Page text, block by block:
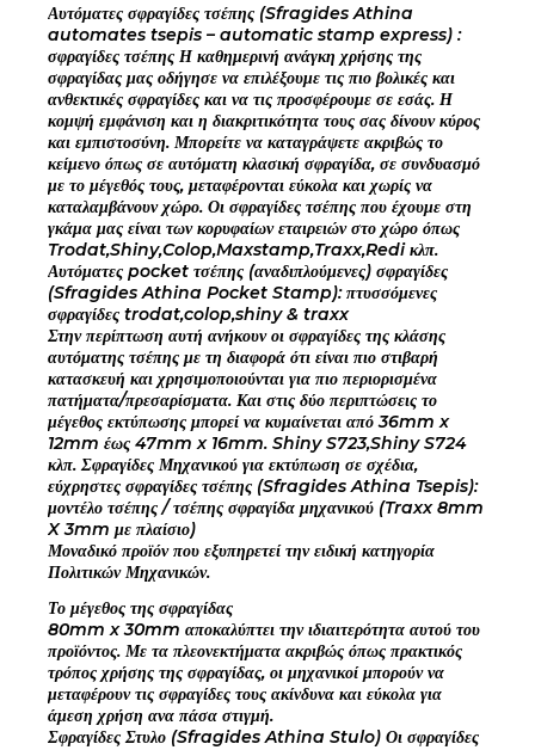
Αυτόματες σφραγίδες τσέπης (Sfragides Athina
automates tsepis – automatic stamp express) :
σφραγίδες τσέπης Η καθημερινή ανάγκη χρήσης της
σφραγίδας μας οδήγησε να επιλέξουμε τις πιο βολικές και
ανθεκτικές σφραγίδες και να τις προσφέρουμε σε εσάς. Η
κομψή εμφάνιση και η διακριτικότητα τους σας δίνουν κύρος
και εμπιστοσύνη. Μπορείτε να καταγράψετε ακριβώς το
κείμενο όπως σε αυτόματη κλασική σφραγίδα, σε συνδυασμό
με το μέγεθός τους, μεταφέρονται εύκολα και χωρίς να
καταλαμβάνουν χώρο. Οι σφραγίδες τσέπης που έχουμε στη
γκάμα μας είναι των κορυφαίων εταιρειών στο χώρο όπως
Trodat,Shiny,Colop,Maxstamp,Traxx,Redi κλπ.
Αυτόματες pocket τσέπης (αναδιπλούμενες) σφραγίδες
(Sfragides Athina Pocket Stamp): πτυσσόμενες
σφραγίδες trodat,colop,shiny & traxx
Στην περίπτωση αυτή ανήκουν οι σφραγίδες της κλάσης
αυτόματης τσέπης με τη διαφορά ότι είναι πιο στιβαρή
κατασκευή και χρησιμοποιούνται για πιο περιορισμένα
πατήματα/πρεσαρίσματα. Και στις δύο περιπτώσεις το
μέγεθος εκτύπωσης μπορεί να κυμαίνεται από 36mm x
12mm έως 47mm x 16mm. Shiny S723,Shiny S724
κλπ. Σφραγίδες Μηχανικού για εκτύπωση σε σχέδια,
εύχρηστες σφραγίδες τσέπης (Sfragides Athina Tsepis):
μοντέλο τσέπης / τσέπης σφραγίδα μηχανικού (Traxx 8mm
X 3mm με πλαίσιο)
Μοναδικό προϊόν που εξυπηρετεί την ειδική κατηγορία
Πολιτικών Μηχανικών.
Το μέγεθος της σφραγίδας
80mm x 30mm αποκαλύπτει την ιδιαιτερότητα αυτού του
προϊόντος. Με τα πλεονεκτήματα ακριβώς όπως πρακτικός
τρόπος χρήσης της σφραγίδας, οι μηχανικοί μπορούν να
μεταφέρουν τις σφραγίδες τους ακίνδυνα και εύκολα για
άμεση χρήση ανα πάσα στιγμή.
Σφραγίδες Στυλο (Sfragides Athina Stulo) Οι σφραγίδες